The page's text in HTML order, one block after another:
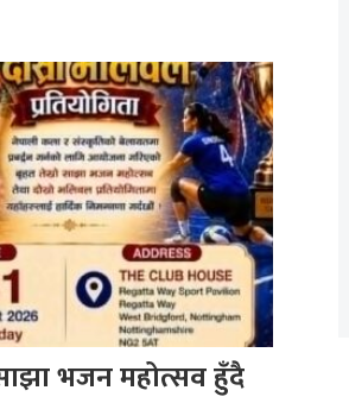
भजन महोत्सव हुँदै